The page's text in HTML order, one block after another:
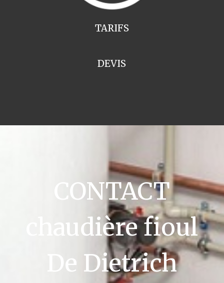
TARIFS
DEVIS
CONTACT
chaudière fioul
De Dietrich